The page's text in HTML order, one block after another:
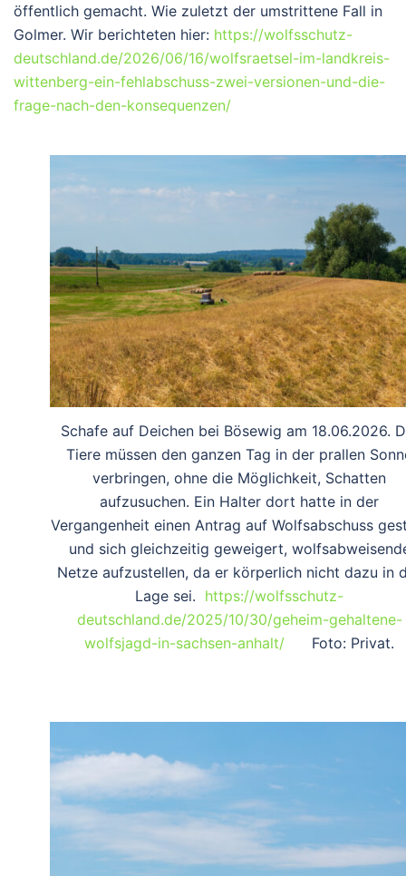
öffentlich gemacht. Wie zuletzt der umstrittene Fall in
Golmer. Wir berichteten hier: https://wolfsschutz-
deutschland.de/2026/06/16/wolfsraetsel-im-landkreis-
wittenberg-ein-fehlabschuss-zwei-versionen-und-die-
frage-nach-den-konsequenzen/
Schafe auf Deichen bei Bösewig am 18.06.2026.
Tiere müssen den ganzen Tag in der prallen
verbringen, ohne die Möglichkeit, Schatten
aufzusuchen. Ein Halter dort hatte in der
Vergangenheit einen Antrag auf Wolfsabschuss
und sich gleichzeitig geweigert,
Netze aufzustellen, da er körperlich nicht dazu in
Lage sei. https://wolfsschutz-
deutschland.de/2025/10/30/geheim-gehaltene-
wolfsjagd-in-sachsen-anhalt/ Foto: Privat.